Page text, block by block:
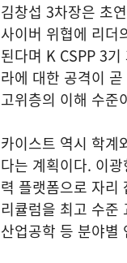
김창섭 3차장은 초
사이버 위협에 리더
된다며 K CSPP 3
라에 대한 공격이
고위층의 이해 수준
카이스트 역시 학계
다는 계획이다. 이
력 플랫폼으로 자리
리큘럼을 최고 수준
산업공학 등 분야별